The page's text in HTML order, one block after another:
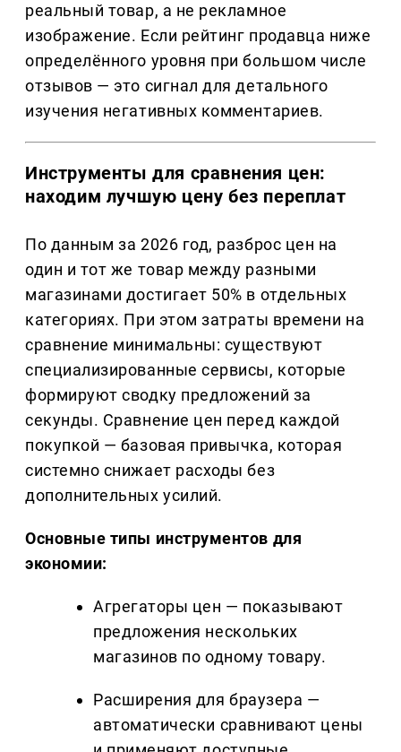
реальный товар, а не рекламное
изображение. Если рейтинг продавца ниже
определённого уровня при большом числе
отзывов — это сигнал для детального
изучения негативных комментариев.
Инструменты для сравнения цен:
находим лучшую цену без переплат
По данным за 2026 год, разброс цен на
один и тот же товар между разными
магазинами достигает 50% в отдельных
категориях. При этом затраты времени на
сравнение минимальны: существуют
специализированные сервисы, которые
формируют сводку предложений за
секунды. Сравнение цен перед каждой
покупкой — базовая привычка, которая
системно снижает расходы без
дополнительных усилий.
Основные типы инструментов для
экономии:
Агрегаторы цен — показывают
предложения нескольких
магазинов по одному товару.
Расширения для браузера —
автоматически сравнивают цены